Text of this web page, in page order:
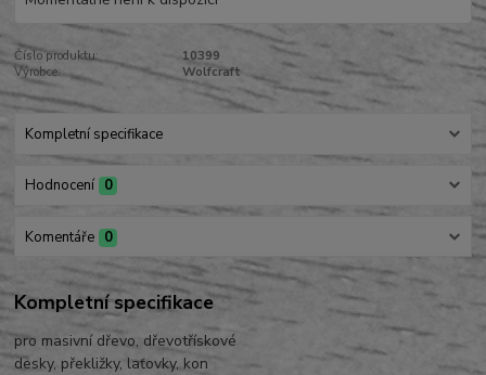
Číslo produktu:
10399
Výrobce:
Wolfcraft
Kompletní specifikace
Hodnocení 0
Komentáře 0
Kompletní specifikace
pro masivní dřevo, dřevotřískové
desky, překližky, laťovky, kon